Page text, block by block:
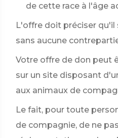
de cette race à l'âge
L'offre doit préciser
sans aucune
Votre offre de don peut
sur un site disposant
aux animaux de
Le fait, pour toute
de compagnie, de ne